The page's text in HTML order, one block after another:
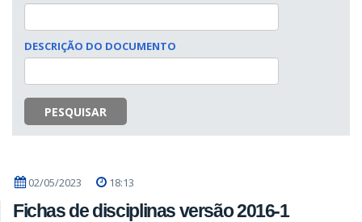
DESCRIÇÃO DO DOCUMENTO
PESQUISAR
02/05/2023 18:13
Fichas de disciplinas versão 2016-1